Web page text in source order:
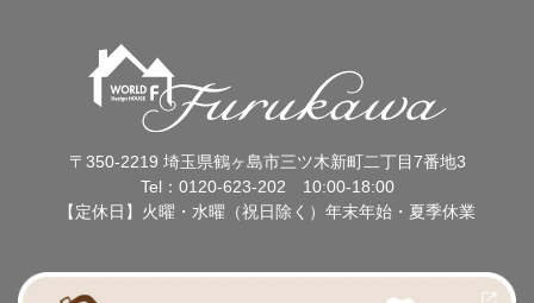
〒350-2219 埼玉県鶴ヶ島市三ツ木新町二丁目7番地3
Tel：0120-623-202 10:00-18:00
【定休日】火曜・水曜（祝日除く）年末年始・夏季休業